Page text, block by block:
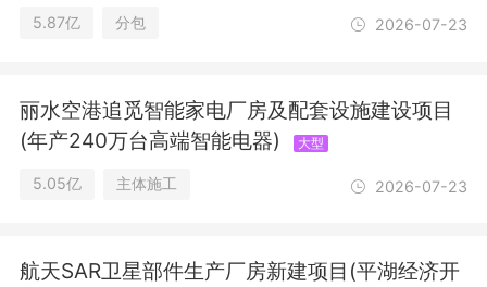
含劳务派遣）；在线能源监测技术研
发；节能管理服务；运行效能评估服
自主开展经营活动)。
5.87亿 分包 2026-07-23
丽水空港追觅智能家电厂房及配套设施建设项目
(年产240万台高端智能电器)
大型
5.05亿 主体施工 2026-07-23
航天SAR卫星部件生产厂房新建项目(平湖经济开